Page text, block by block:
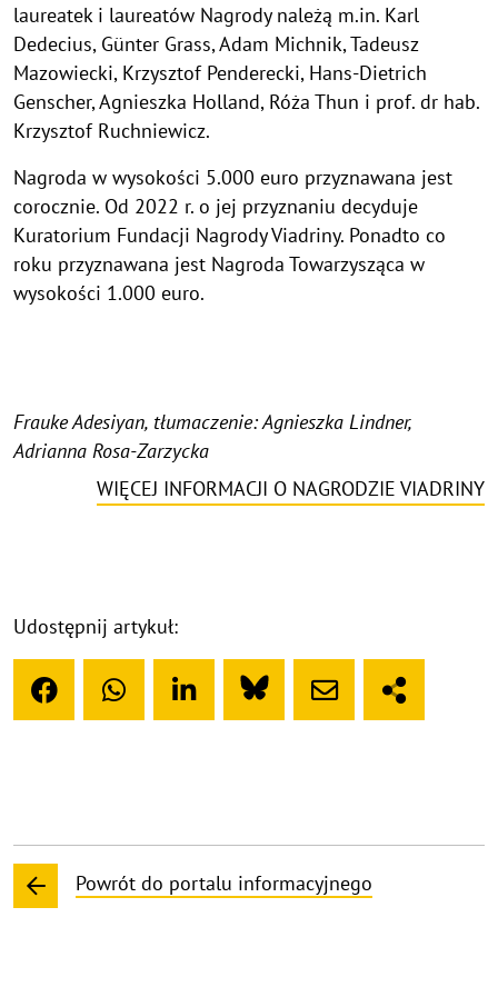
laureatek i laureatów Nagrody należą m.in. Karl
Dedecius, Günter Grass, Adam Michnik, Tadeusz
Mazowiecki, Krzysztof Penderecki, Hans-Dietrich
Genscher, Agnieszka Holland, Róża Thun i prof. dr hab.
Krzysztof Ruchniewicz.
Nagroda w wysokości 5.000 euro przyznawana jest
corocznie. Od 2022 r. o jej przyznaniu decyduje
Kuratorium Fundacji Nagrody Viadriny. Ponadto co
roku przyznawana jest Nagroda Towarzysząca w
wysokości 1.000 euro.
Frauke Adesiyan, tłumaczenie: Agnieszka Lindner,
Adrianna Rosa-Zarzycka
WIĘCEJ INFORMACJI O NAGRODZIE VIADRINY
Udostępnij artykuł:
Powrót do portalu informacyjnego